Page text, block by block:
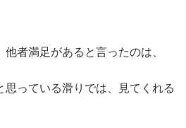
者満足があると言ったのは、
思っている滑りでは、見てくれる